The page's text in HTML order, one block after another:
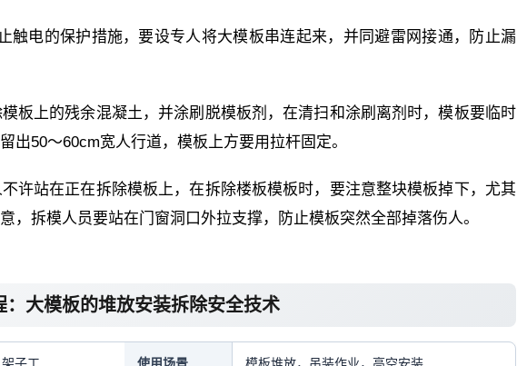
触电的保护措施，要设专人将大模板串连起来，并同避雷网接通，防止漏
板上的残余混凝土，并涂刷脱模板剂，在清扫和涂刷离剂时，模板要临时
出50～60cm宽人行道，模板上方要用拉杆固定。
许站在正在拆除模板上，在拆除楼板模板时，要注意整块模板掉下，尤其
，拆模人员要站在门窗洞口外拉支撑，防止模板突然全部掉落伤人。
大模板的堆放安装拆除安全技术